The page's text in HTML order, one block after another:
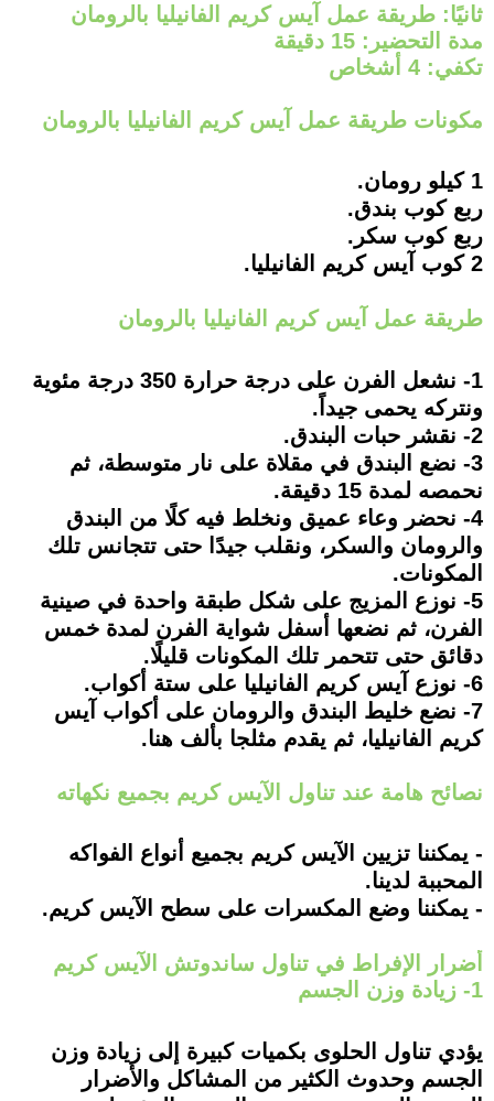
ثانيًا: طريقة عمل آيس كريم الفانيليا بالرومان
مدة التحضير: 15 دقيقة
تكفي: 4 أشخاص
مكونات طريقة عمل آيس كريم الفانيليا بالرومان
1 كيلو رومان.
ربع كوب بندق.
ربع كوب سكر.
2 كوب آيس كريم الفانيليا.
طريقة عمل آيس كريم الفانيليا بالرومان
1- نشعل الفرن على درجة حرارة 350 درجة مئوية
ونتركه يحمى جيداً.
2- نقشر حبات البندق.
3- نضع البندق في مقلاة على نار متوسطة، ثم
نحمصه لمدة 15 دقيقة.
4- نحضر وعاء عميق ونخلط فيه كلًا من البندق
والرومان والسكر، ونقلب جيدًا حتى تتجانس تلك
المكونات.
5- نوزع المزيج على شكل طبقة واحدة في صينية
الفرن، ثم نضعها أسفل شواية الفرن لمدة خمس
دقائق حتى تتحمر تلك المكونات قليلًا.
6- نوزع آيس كريم الفانيليا على ستة أكواب.
7- نضع خليط البندق والرومان على أكواب آيس
كريم الفانيليا، ثم يقدم مثلجا بألف هنا.
نصائح هامة عند تناول الآيس كريم بجميع نكهاته
- يمكننا تزيين الآيس كريم بجميع أنواع الفواكه
المحببة لدينا.
- يمكننا وضع المكسرات على سطح الآيس كريم.
أضرار الإفراط في تناول ساندوتش الآيس كريم
1- زيادة وزن الجسم
يؤدي تناول الحلوى بكميات كبيرة إلى زيادة وزن
الجسم وحدوث الكثير من المشاكل والأضرار